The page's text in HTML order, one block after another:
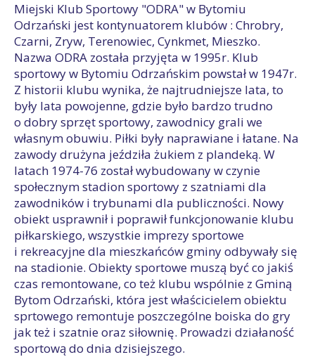
Miejski Klub Sportowy "ODRA" w Bytomiu
Odrzański jest kontynuatorem klubów : Chrobry,
Czarni, Zryw, Terenowiec, Cynkmet, Mieszko.
Nazwa ODRA została przyjęta w 1995r. Klub
sportowy w Bytomiu Odrzańskim powstał w 1947r.
Z historii klubu wynika, że najtrudniejsze lata, to
były lata powojenne, gdzie było bardzo trudno
o dobry sprzęt sportowy, zawodnicy grali we
własnym obuwiu. Piłki były naprawiane i łatane. Na
zawody drużyna jeździła żukiem z plandeką. W
latach 1974-76 został wybudowany w czynie
społecznym stadion sportowy z szatniami dla
zawodników i trybunami dla publiczności. Nowy
obiekt usprawnił i poprawił funkcjonowanie klubu
piłkarskiego, wszystkie imprezy sportowe
i rekreacyjne dla mieszkańców gminy odbywały się
na stadionie. Obiekty sportowe muszą być co jakiś
czas remontowane, co też klubu wspólnie z Gminą
Bytom Odrzański, która jest właścicielem obiektu
sprtowego remontuje poszczególne boiska do gry
jak też i szatnie oraz siłownię. Prowadzi działaność
sportową do dnia dzisiejszego.